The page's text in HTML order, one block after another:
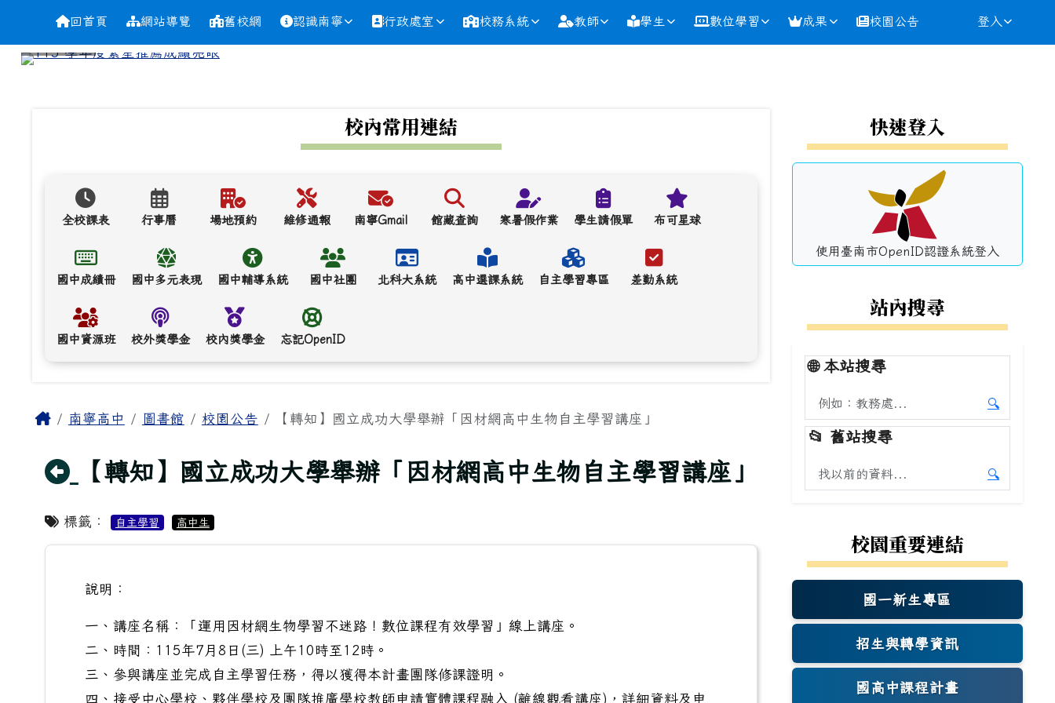
台南市南寧高中
導覽列回首頁 網站導覽 舊校網 認識南寧 行政處室 校務系統 教師 學生 數位學習 成果 校園公告 登入
校內常用連結
全校課表 行事曆 場地預約 維修通報 南寧Gmail 館藏查詢 寒暑假作業 學生請假單 布可星球
國中成績冊 國中多元表現 國中輔導系統 國中社團 北科大系統 高中選課系統 自主學習專區 差勤系統
國中資源班 校外獎學金 校內獎學金 忘記OpenID
主內容區域
Home南寧高中 圖書館 校園公告 【轉知】國立成功大學舉辦「因材網高中生物自主學習講座」
回上頁
【轉知】國立成功大學舉辦「因材網高中生物自主學習講座」
標籤： 自主學習 高中生
說明：
一、講座名稱：「運用因材網生物學習不迷路！數位課程有效學習」線上講座。
二、時間：115年7月8日(三) 上午10時至12時。
三、參與講座並完成自主學習任務，得以獲得本計畫團隊修課證明。
四、接受中心學校、夥伴學校及團隊推廣學校教師申請實體課程融入 (離線觀看講座)，詳細資料及申
左邊區域內容
快速登入
使用臺南市OpenID認證系統登入
站內搜尋
🌐本站搜尋
搜尋本站內容
🔍
開始本站
📂 舊站搜尋
搜尋舊站內容
🔍
開始舊站
校園重要連結
國一新生專區
(另開新視窗)
招生與轉學資訊
國高中課程計畫